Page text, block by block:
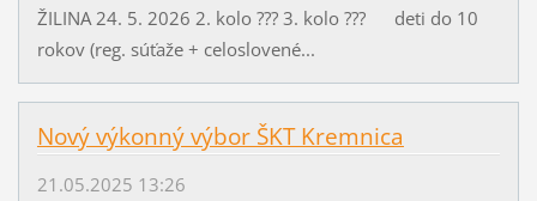
ŽILINA 24. 5. 2026 2. kolo ??? 3. kolo ??? deti do 10
rokov (reg. súťaže + celoslovené...
Nový výkonný výbor ŠKT Kremnica
21.05.2025 13:26